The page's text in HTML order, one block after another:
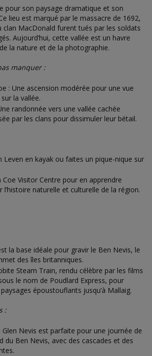
pour son paysage dramatique et son
lieu est marqué par le massacre de 1692,
clan MacDonald furent tués par les soldats
Aujourd’hui, cette vallée est un havre
la nature et de la photographie.
manquer :
: Une ascension modérée pour une vue
la vallée.
randonnée vers une vallée cachée
par les clans pour dissimuler leur bétail.
Leven en kayak ou faites un pique-nique sur
Coe Visitor Centre pour en apprendre
l’histoire naturelle et culturelle de la région.
la base idéale pour gravir le Ben Nevis, le
des îles britanniques.
Steam Train, rendu célèbre par les films
le nom de Poudlard Express, pour
époustouflants jusqu’à Mallaig.
:
Glen Nevis est parfaite pour une journée de
du Ben Nevis, avec des cascades et des